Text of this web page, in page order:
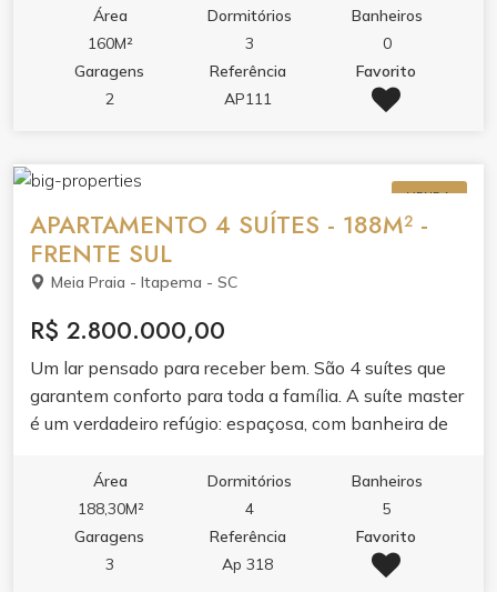
conta com completa infraestrutura de lazer e portaria
24h. Agende uma visita e conheça de perto esse
lindo apartamento.
Área
160M²
Dormitórios
3
Banheiros
0
Garagens
2
Referência
AP111
Favorito
VENDA
APARTAMENTO 4 SUÍTES - 188M² -
FRENTE SUL
Meia Praia - Itapema - SC
R$ 2.800.000,00
Um lar pensado para receber bem. São 4 suítes que
garantem conforto para toda a família. A suíte master
é um verdadeiro refúgio: espaçosa, com banheira de
amplo e integrado foi feito para os melhores
momentos: seja em família no dia a dia ou recebendo
os amigos no fim de semana. Cozinha funcional,
lavanderia separada e lavabo, completam a área
Área
188,30M²
Dormitórios
4
Banheiros
5
Garagens
3
Referência
Ap 318
Favorito